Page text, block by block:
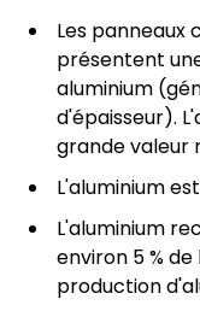
Les panneaux
présentent
aluminium
d'épaisseur).
grande valeur
L'aluminium
L'aluminium
environ 5 %
production